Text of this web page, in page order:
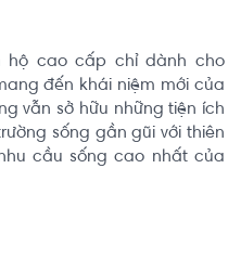
hộ cao cấp chỉ dành cho
đến khái niệm mới của
vẫn sở hữu những tiện ích
sống gần gũi với thiên
cầu sống cao nhất của